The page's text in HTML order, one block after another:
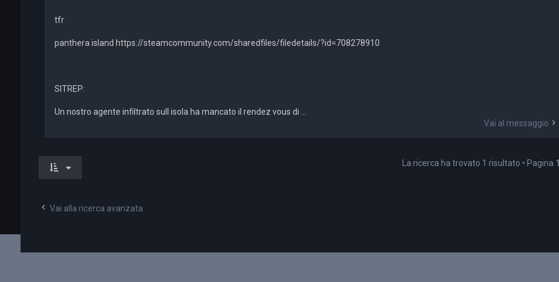
tfr
panthera island https://steamcommunity.com/sharedfiles/filedetails/?id=708278910
SITREP:
Un nostro agente infiltrato sull isola ha mancato il rendez vous di ...
Vai al messaggio
La ricerca ha trovato 1 risultato • Pagina 1
Vai alla ricerca avanzata